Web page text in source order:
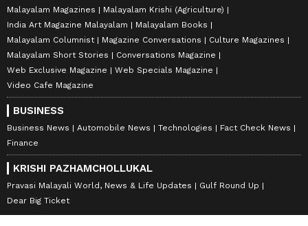
Malayalam Magazines
Malayalam Krishi (Agriculture)
India Art Magazine Malayalam
Malayalam Books
Malayalam Columnist
Magazine Conversations
Culture Magazines
Malayalam Short Stories
Conversations Magazine
Web Exclusive Magazine
Web Specials Magazine
Video Cafe Magazine
BUSINESS
Business News Automobile News Technologies
Fact Check News
Finance
KRISHI PAZHAMCHOLLUKAL
Pravasi Malayali World, News & Life Updates
Gulf Round Up
Dear Big Ticket